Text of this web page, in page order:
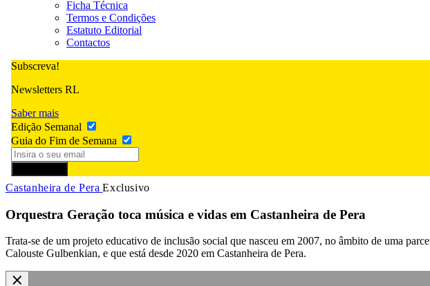
Ficha Técnica
Termos e Condições
Estatuto Editorial
Contactos
Subscreva!
Newsletters RL
Saber mais
Edição Semanal
Guia do Fim de Semana
Castanheira de Pera Exclusivo
Orquestra Geração toca música e vidas em Castanheira de Pera
Trata-se de um projeto educativo de inclusão social que nasceu em 2007, no âmbito de uma
Calouste Gulbenkian, e que está desde 2020 em Castanheira de Pera.